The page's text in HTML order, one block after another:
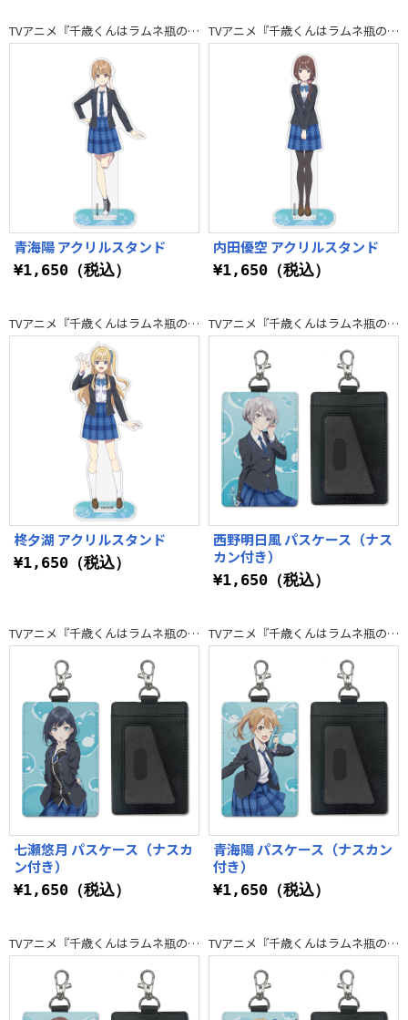
TVアニメ『千歳くんはラムネ瓶のなか』
青海陽 アクリルスタンド
¥1,650（税込）
TVアニメ『千歳くんはラムネ瓶のなか』
内田優空 アクリルスタンド
¥1,650（税込）
TVアニメ『千歳くんはラムネ瓶のなか』
柊夕湖 アクリルスタンド
¥1,650（税込）
TVアニメ『千歳くんはラムネ瓶のなか』
西野明日風 パスケース（ナス
カン付き）
¥1,650（税込）
TVアニメ『千歳くんはラムネ瓶のなか』
七瀬悠月 パスケース（ナスカ
ン付き）
¥1,650（税込）
TVアニメ『千歳くんはラムネ瓶のなか』
青海陽 パスケース（ナスカン
付き）
¥1,650（税込）
TVアニメ『千歳くんはラムネ瓶のなか』 TVアニメ『千歳くんはラムネ瓶のなか』